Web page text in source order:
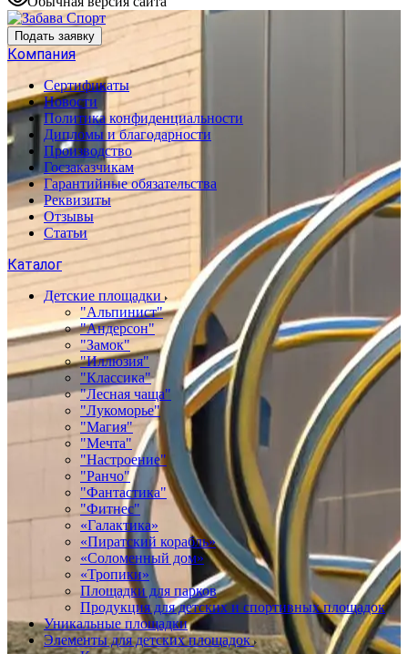
Подать заявку
Компания
Сертификаты
Новости
Политика конфиденциальности
Дипломы и благодарности
Производство
Госзаказчикам
Гарантийные обязательства
Реквизиты
Отзывы
Статьи
Каталог
Детские площадки
"Альпинист"
"Андерсон"
"Замок"
"Иллюзия"
"Классика"
"Лесная чаща"
"Лукоморье"
"Магия"
"Мечта"
"Настроение"
"Ранчо"
"Фантастика"
"Фитнес"
«Галактика»
«Пиратский корабль»
«Соломенный дом»
«Тропики»
Площадки для парков
Продукция для детских и спортивных площадок
Уникальные площадки
Элементы для детских площадок